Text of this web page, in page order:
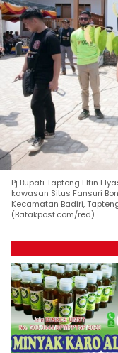
Pj Bupati Tapteng Elfin
kawasan Situs Fansuri
Kecamatan Badiri,
(Batakpost.com/red)